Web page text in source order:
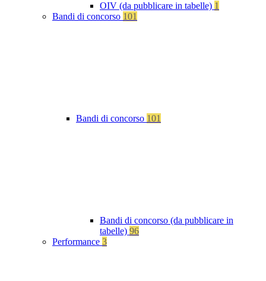
OIV (da pubblicare in tabelle) 1
Bandi di concorso 101
Bandi di concorso 101
Bandi di concorso (da pubblicare in
tabelle) 96
Performance 3